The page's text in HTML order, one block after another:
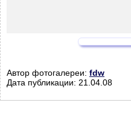
Автор фотогалереи: fdw
Дата публикации: 21.04.08